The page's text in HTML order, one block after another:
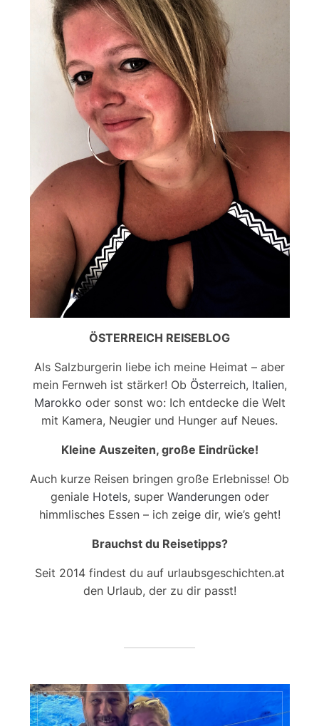
ÖSTERREICH REISEBLOG
Als Salzburgerin liebe ich meine Heimat – aber
mein Fernweh ist stärker! Ob Österreich, Italien,
Marokko oder sonst wo: Ich entdecke die Welt
mit Kamera, Neugier und Hunger auf Neues.
Kleine Auszeiten, große Eindrücke!
Auch kurze Reisen bringen große Erlebnisse! Ob
geniale Hotels, super Wanderungenoder
himmlisches Essen – ich zeige dir, wie’s geht!
Brauchst du Reisetipps?
Seit 2014 findest du auf urlaubsgeschichten.at
den Urlaub, der zu dir passt!